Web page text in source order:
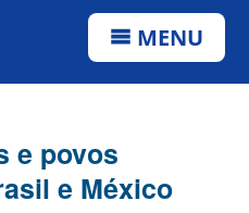
MENU
e povos
e México